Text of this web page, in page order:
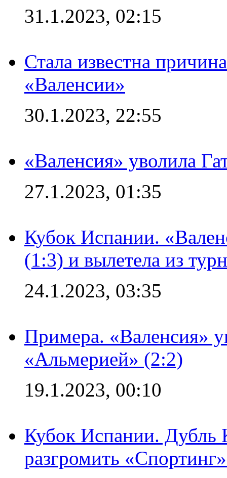
31.1.2023, 02:15
Стала известна
«Валенсии»
30.1.2023, 22:55
«Валенсия» уволила
27.1.2023, 01:35
Кубок Испании.
(1:3) и вылетела из
24.1.2023, 03:35
Примера. «Валенсия»
«Альмерией» (2:2)
19.1.2023, 00:10
Кубок Испании. Дубль
разгромить